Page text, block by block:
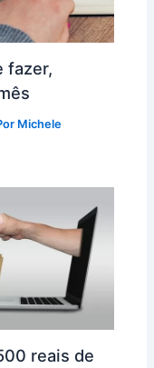
fazer,
Michele
reais de